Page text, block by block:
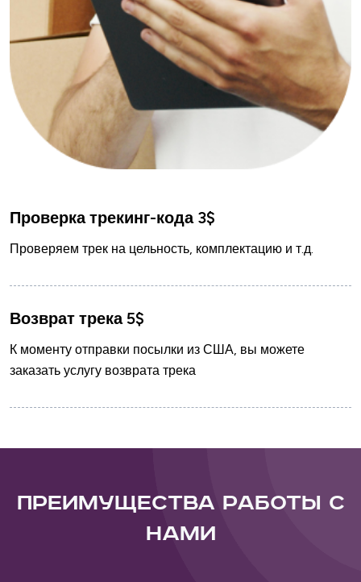
Проверка трекинг-кода 3$
Проверяем трек на цельность, комплектацию и т.д.
Возврат трека 5$
К моменту отправки посылки из США, вы можете
заказать услугу возврата трека
Преимущества работы с
нами